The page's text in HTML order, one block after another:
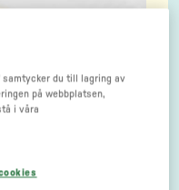
samtycker du till lagring av
på webbplatsen,
i våra